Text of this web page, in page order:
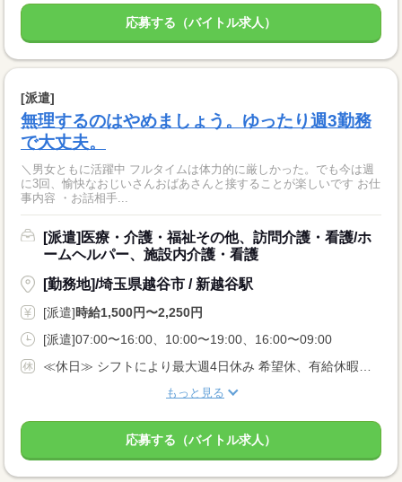
応募する（バイトル求人）
[派遣]
無理するのはやめましょう。ゆったり週3勤務
で大丈夫。
＼男女ともに活躍中 フルタイムは体力的に厳しかった。でも今は週
に3回、愉快なおじいさんおばあさんと接することが楽しいです お仕
事内容 ・お話相手...
[派遣]医療・介護・福祉その他、訪問介護・看護/ホ
ームヘルパー、施設内介護・看護
[勤務地]/埼玉県越谷市 / 新越谷駅
[派遣]時給1,500円〜2,250円
[派遣]07:00〜16:00、10:00〜19:00、16:00〜09:00
もっと見る
応募する（バイトル求人）